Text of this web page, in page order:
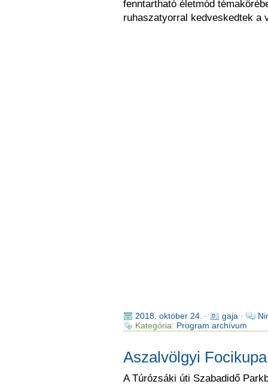
fenntartható életmód
ruhaszatyorral kedveskedtek a
2018. október 24. · gaja ·
Kategória: Program archívum
Aszalvölgyi Focikupa
A Túrózsáki úti Szabadidő